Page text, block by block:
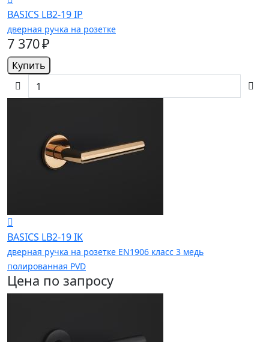
BASICS LB2-19 IP
дверная ручка на розетке
7 370 ₽
Купить
BASICS LB2-19 IK
дверная ручка на розетке EN1906 класс 3 медь
полированная PVD
Цена по запросу